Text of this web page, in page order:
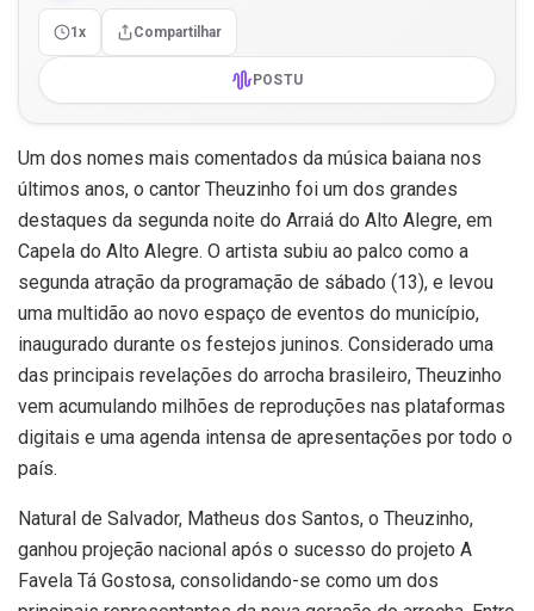
1x Compartilhar
POSTU
Um dos nomes mais comentados da música baiana nos
últimos anos, o cantor Theuzinho foi um dos grandes
destaques da segunda noite do Arraiá do Alto Alegre, em
Capela do Alto Alegre. O artista subiu ao palco como a
segunda atração da programação de sábado (13), e levou
uma multidão ao novo espaço de eventos do município,
inaugurado durante os festejos juninos. Considerado uma
das principais revelações do arrocha brasileiro, Theuzinho
vem acumulando milhões de reproduções nas plataformas
digitais e uma agenda intensa de apresentações por todo o
país.
Natural de Salvador, Matheus dos Santos, o Theuzinho,
ganhou projeção nacional após o sucesso do projeto A
Favela Tá Gostosa, consolidando-se como um dos